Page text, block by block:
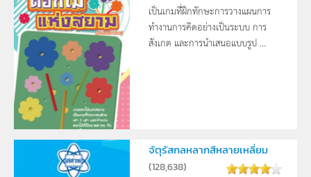
เป็นเกมที่ฝึกทักษะการวางแผนการ
ทำงานการคิดอย่างเป็นระบบ การ
สังเกต และการนำเสนอแบบรูป ...
จัตุรัสกลหลากสีหลายเหลี่ยม
(128,638)